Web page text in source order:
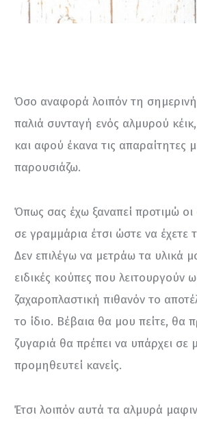
Όσο αναφορά λοιπόν τη
παλιά συνταγή ενός αλμυρού
και αφού έκανα τις απαραίτητες
παρουσιάζω.
Όπως σας έχω ξαναπεί προτιμώ οι
σε γραμμάρια έτσι ώστε να έχετε
Δεν επιλέγω να μετράω τα υλικά
ειδικές κούπες που λειτουργούν
ζαχαροπλαστική πιθανόν το
το ίδιο. Βέβαια θα μου πείτε, θα
ζυγαριά θα πρέπει να υπάρχει σε
προμηθευτεί κανείς.
Έτσι λοιπόν αυτά τα αλμυρά